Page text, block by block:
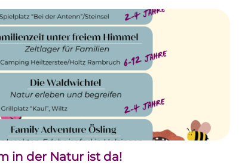
in der Natur ist da!